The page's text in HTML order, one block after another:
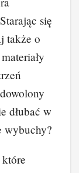
się
także o
dłubać w
wybuchy?